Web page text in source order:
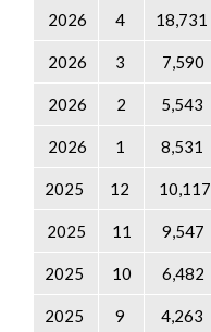
2026 4 18,731
2026 3 7,590
2026 2 5,543
2026 1 8,531
2025 12 10,117
2025 11 9,547
2025 10 6,482
2025 9 4,263